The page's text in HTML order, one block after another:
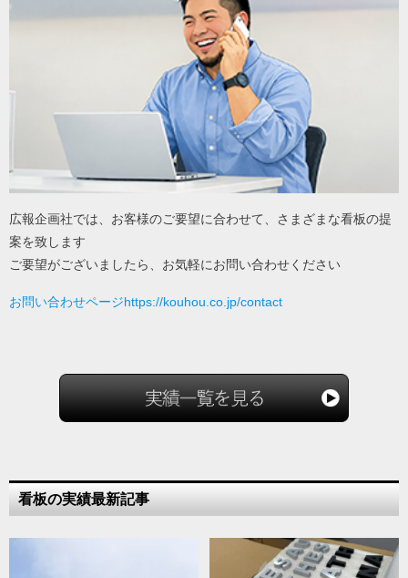
広報企画社では、お客様のご要望に合わせて、さまざまな看板の提
案を致します
ご要望がございましたら、お気軽にお問い合わせください
お問い合わせページhttps://kouhou.co.jp/contact
看板の実績最新記事